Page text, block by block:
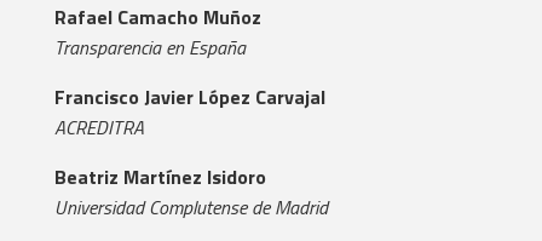
Rafael Camacho Muñoz
Transparencia en España
Francisco Javier López Carvajal
ACREDITRA
Beatriz Martínez Isidoro
Universidad Complutense de Madrid